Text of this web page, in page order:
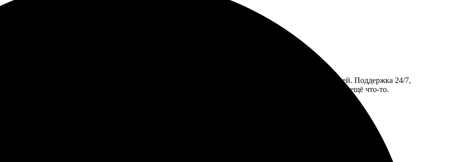
удобно: выбрал фотографии, загрузил, оформил. Понравилось, что есть много шрифтов и стилей. Поддержка 24/7,
Изготовили за считанные дни. Доставка в Октябрьском тоже порадовала. В следующий раз закажу ещё что-то.